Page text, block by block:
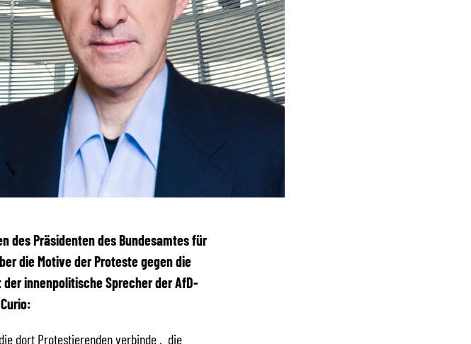
des Präsidenten des Bundesamtes für
die Motive der Proteste gegen die
innenpolitische Sprecher der AfD-
dort Protestierenden verbinde ‚die